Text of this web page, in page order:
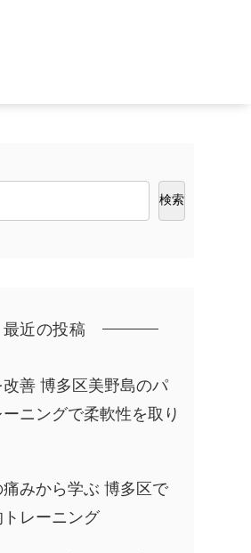
検索
最近の投稿
善 博多区美野島のパ
ニングで柔軟性を取り
みから学ぶ 博多区で
レーニング